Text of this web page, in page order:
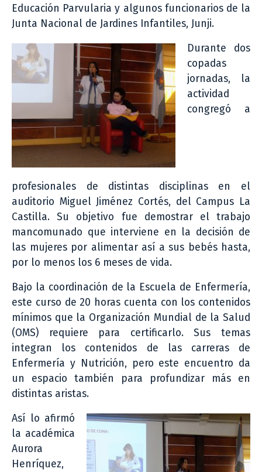
Educación Parvularia y algunos funcionarios de la
Junta Nacional de Jardines Infantiles, Junji.
Durante dos
copadas
jornadas, la
actividad
congregó a
profesionales de distintas disciplinas en el
auditorio Miguel Jiménez Cortés, del Campus La
Castilla. Su objetivo fue demostrar el trabajo
mancomunado que interviene en la decisión de
las mujeres por alimentar así a sus bebés hasta,
por lo menos los 6 meses de vida.
Bajo la coordinación de la Escuela de Enfermería,
este curso de 20 horas cuenta con los contenidos
mínimos que la Organización Mundial de la Salud
(OMS) requiere para certificarlo. Sus temas
integran los contenidos de las carreras de
Enfermería y Nutrición, pero este encuentro da
un espacio también para profundizar más en
distintas aristas.
Así lo afirmó
la académica
Aurora
Henríquez,